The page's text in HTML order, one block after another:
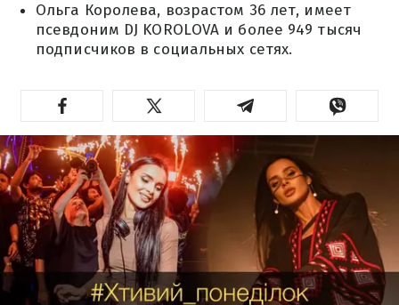
Ольга Королева, возрастом 36 лет, имеет
псевдоним DJ KOROLOVA и более 949 тысяч
подписчиков в социальных сетях.